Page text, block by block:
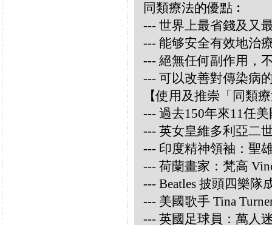
同類療法的優點︰
--- 世界上最省錢及又
--- 能够安全有效地治
--- 絕無任何副作用，
--- 可以改善對傳染病
【使用及推崇「同類
--- 過去150年來11任
--- 英女皇維多利亞二
--- 印度精神領袖：聖
--- 荷蘭畫家：梵高
--- Beatles 披頭四樂隊
--- 美國歌手 Tina
--- 英國足球員：萬人